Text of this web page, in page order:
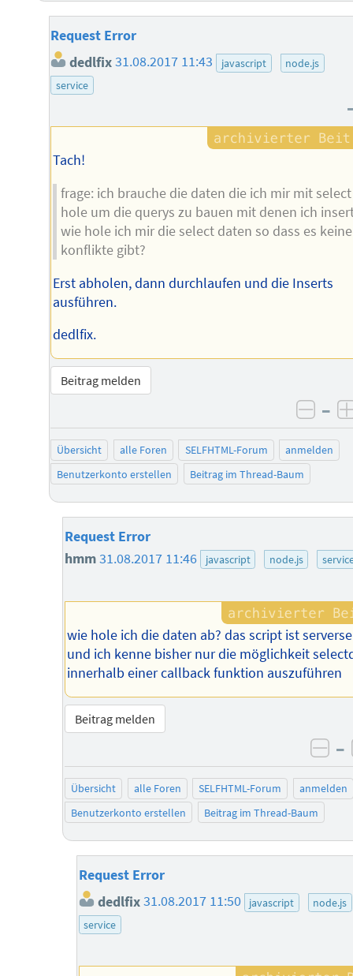
Request Error
dedlfix31.08.2017 11:43 javascript
node.js
service
Tach!
frage: ich brauche die daten die ich mir mit select
hole um die querys zu bauen mit denen ich
wie hole ich mir die select daten so dass es keine
konflikte gibt?
Erst abholen, dann durchlaufen und die Inserts
ausführen.
dedlfix.
Beitrag melden
–
Übersicht alle Foren SELFHTML-Forum
anmelden
Benutzerkonto erstellen
Beitrag im Thread-Baum
Request Error
hmm31.08.2017 11:46 javascript node.js
wie hole ich die daten ab? das script ist
und ich kenne bisher nur die möglichkeit
innerhalb einer callback funktion auszuführen
Beitrag melden
–
Übersicht alle Foren SELFHTML-Forum
anmelden
Benutzerkonto erstellen
Beitrag im Thread-Baum
Request Error
dedlfix 31.08.2017 11:50 javascript
node.js
service